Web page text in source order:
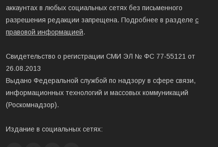
аккаунтах в любых социальных сетях без письменного
разрешения редакции запрещена. Подробнее в разделе с
правовой информацией.
Свидетельство о регистрации СМИ ЭЛ № ФС 77-55121 от
26.08.2013
Выдано Федеральной службой по надзору в сфере связи,
информационных технологий и массовых коммуникаций
(Роскомнадзор).
Издание в социальных сетях: